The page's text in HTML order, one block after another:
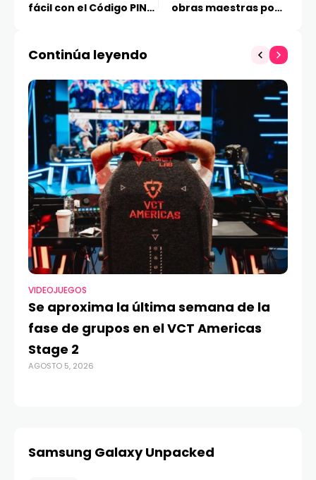
fácil con el Código PIN
obras maestras poco
Continúa leyendo
VIDEOJUEGOS
Se aproxima la última semana de la
fase de grupos en el VCT Americas
Stage 2
AGOSTO 5, 2026
Samsung Galaxy Unpacked